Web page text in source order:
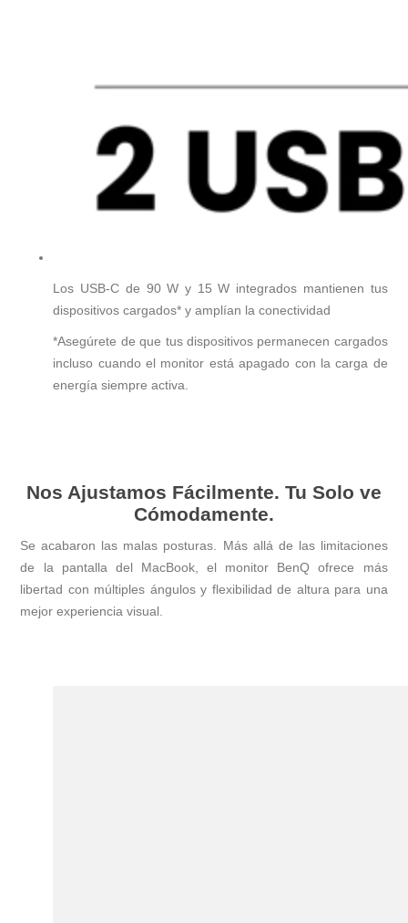
Los USB-C de 90 W y 15 W integrados mantienen tus
dispositivos cargados* y amplían la conectividad
*Asegúrete de que tus dispositivos permanecen cargados
incluso cuando el monitor está apagado con la carga de
energía siempre activa.
Nos Ajustamos Fácilmente. Tu Solo ve
Cómodamente.
Se acabaron las malas posturas. Más allá de las limitaciones
de la pantalla del MacBook, el monitor BenQ ofrece más
libertad con múltiples ángulos y flexibilidad de altura para una
mejor experiencia visual.